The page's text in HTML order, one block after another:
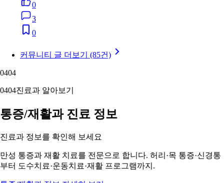
0
3
0
커뮤니티 글 더보기 (85건)
0404
0404진료과 알아보기
통증/재활과 진료 정보
진료과 정보를 확인해 보세요
만성 통증과 재활 치료를 전문으로 합니다. 허리·목 통증·신경통
부터 도수치료·운동치료·재활 프로그램까지.